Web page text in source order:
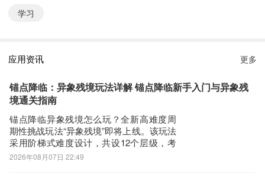
母语老师授课，针对你的语言学习弱点提供专业帮助，协助你更好提
加入我们还不晚！开启你的语言学习新篇章，体验与世界零距离的交
大利语、西班牙语、葡萄牙语、阿拉伯语、泰语、越南语、俄语等等
的外国人在线交流！
追求更极致的学习体验？试试HelloTalk VIP吧！
-- 享受无限翻译次数，直播间实时字幕
-- 无限制的直播间/语聊房收听时长
学习
应用资讯 更多
锚点降临：异象残境玩法详解 锚点降临新手入门与异象残
境通关指南
锚点降临异象残境怎么玩？全新高难度周
期性挑战玩法“异象残境”即将上线。该玩法
采用阶梯式难度设计，共设12个层级，考
验玩家的策略编队、资源调配与实战操作
2026年08月07日 22:49